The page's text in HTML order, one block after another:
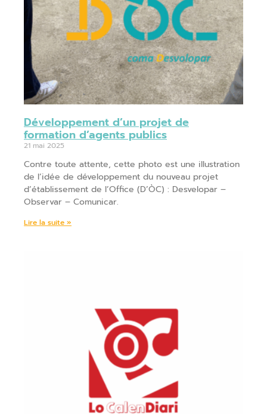
Développement d’un projet de
formation d’agents publics
21 mai 2025
Contre toute attente, cette photo est une illustration
de l’idée de développement du nouveau projet
d’établissement de l’Office (D’ÒC) : Desvelopar –
Observar – Comunicar.
Lire la suite »